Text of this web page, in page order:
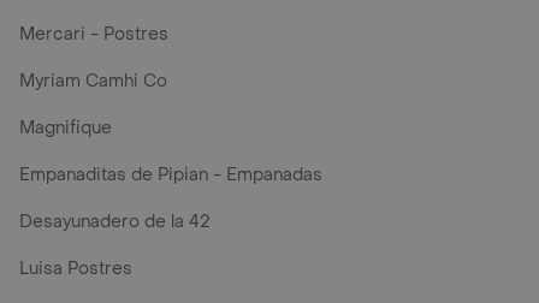
Mercari - Postres
Myriam Camhi Co
Magnifique
Empanaditas de Pipian - Empanadas
Desayunadero de la 42
Luisa Postres